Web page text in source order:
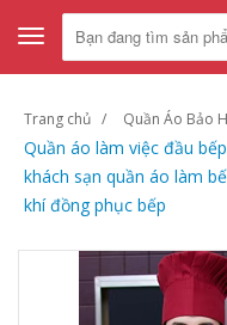
Toggle
navigation
Trang chủ Quần Áo Bảo
Quần áo làm việc đầu
khách sạn quần áo làm
khí đồng phục bếp